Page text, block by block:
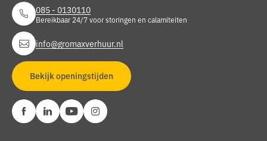
085 - 0130110
Bereikbaar 24/7 voor storingen en calamiteiten
info@gromaxverhuur.nl
Bekijk openingstijden